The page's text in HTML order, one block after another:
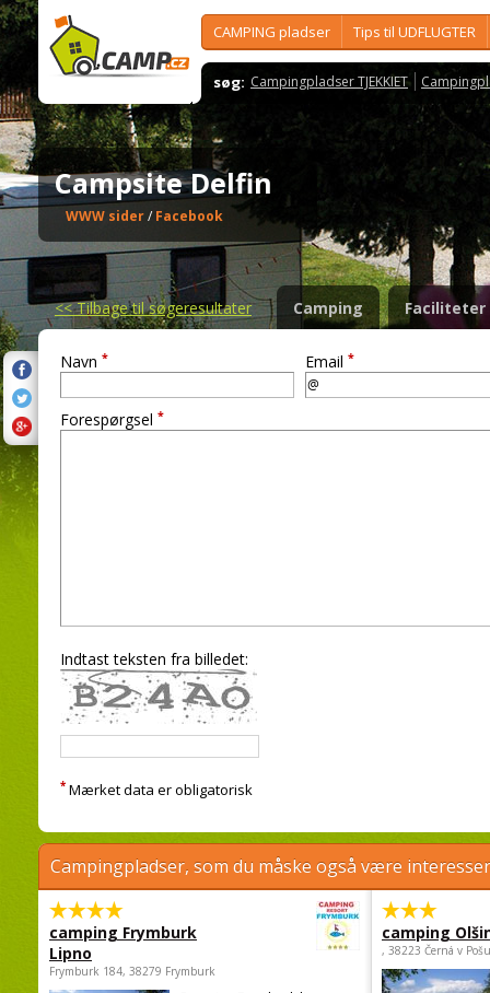
CAMPING pladser Tips til UDFLUGTER
søg: Campingpladser TJEKKIET
Campsite Delfin
WWW sider/Facebook
<<Tilbage til søgeresultater Camping Faciliteter
Navn * Email *
Forespørgsel *
Indtast teksten fra billedet:
* Mærket data er obligatorisk
Campingpladser, som du måske også være
camping Frymburk
Lipno
Frymburk 184, 38279 Frymburk
camping
, 38223 Černá v